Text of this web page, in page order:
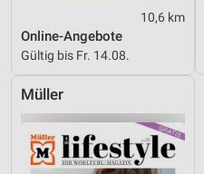
10,6 km
Online-Angebote
Gültig bis Fr. 14.08.
Müller